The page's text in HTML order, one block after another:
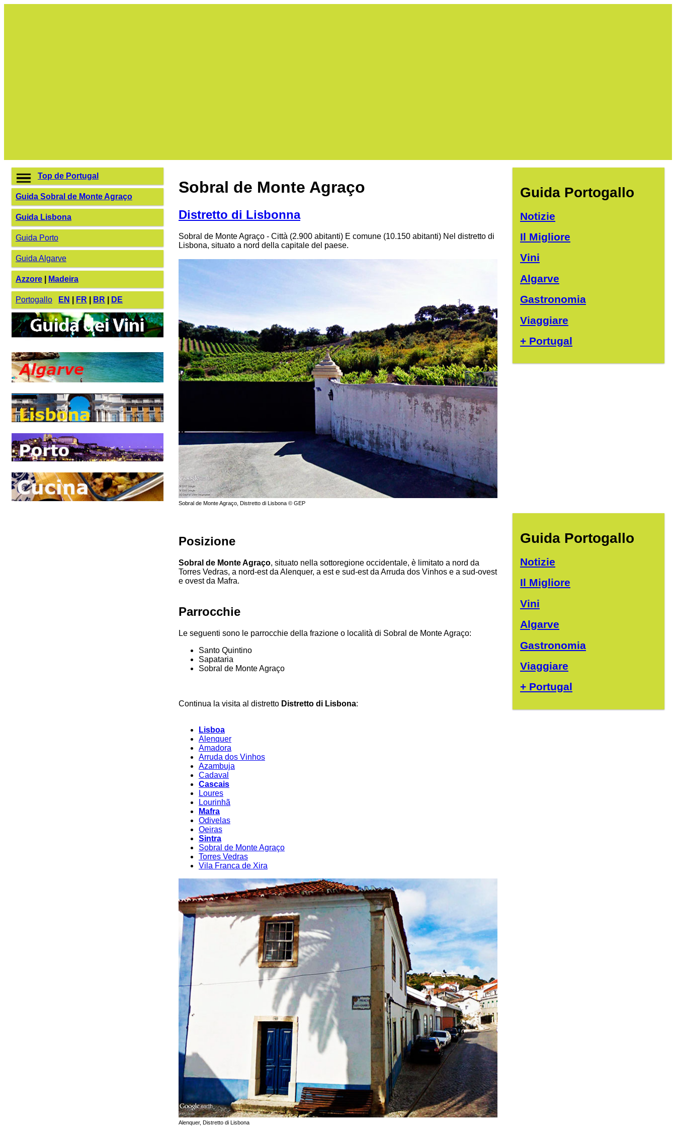
Top de Portugal
Guida Sobral de Monte Agraço
Guida Lisbona
Guida Porto
Guida Algarve
Azzore Madeira
Portogallo EN FR BR DE
Sobral de Monte Agraço
Distretto di Lisbonna
Sobral de Monte Agraço - Città (2.900 abitanti) E comune (10.150 abitanti) Nel distretto di
Lisbona, situato a nord della capitale del paese.
Sobral de Monte Agraço, Distretto di Lisbona © GEP
Posizione
Sobral de Monte Agraço, situato nella sottoregione occidentale, è limitato a nord da
Torres Vedras, a nord-est da Alenquer, a est e sud-est da Arruda dos Vinhos e a sud-ovest
e ovest da Mafra.
Parrocchie
Le seguenti sono le parrocchie della frazione o località di Sobral de Monte Agraço:
Santo Quintino
Sapataria
Sobral de Monte Agraço
Continua la visita al distretto Distretto di Lisbona:
Lisboa
Alenquer
Amadora
Arruda dos Vinhos
Azambuja
Cadaval
Cascais
Loures
Lourinhã
Mafra
Odivelas
Oeiras
Sintra
Sobral de Monte Agraço
Torres Vedras
Vila Franca de Xira
Alenquer, Distretto di Lisbona
Guida Portogallo
Notizie
Il Migliore
Vini
Algarve
Gastronomia
Viaggiare
+ Portugal
Guida Portogallo
Notizie
Il Migliore
Vini
Algarve
Gastronomia
Viaggiare
+ Portugal